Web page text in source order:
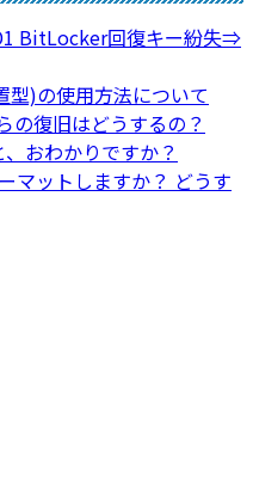
BitLocker回復キー紛失⇒
型)の使用方法について
の復旧はどうするの？
おわかりですか？
マットしますか？ どうす